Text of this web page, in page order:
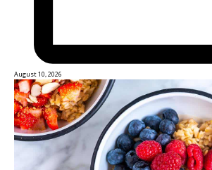
August 10, 2026